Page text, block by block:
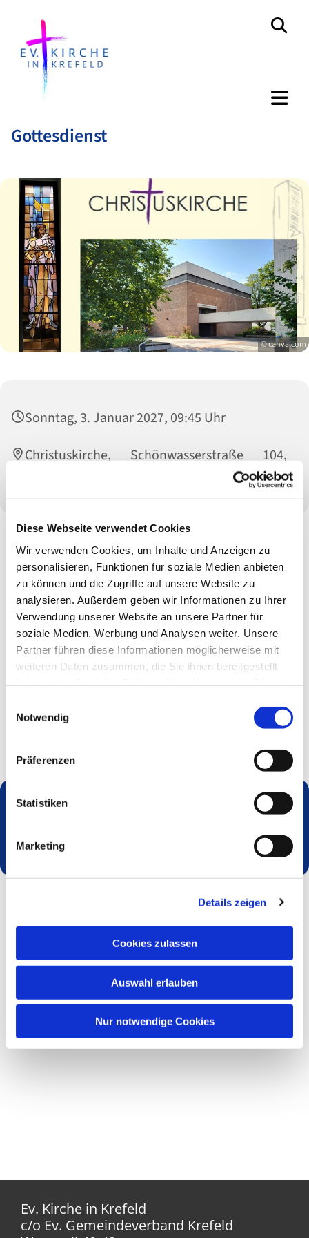
Diese Webseite verwendet Cookies
Wir verwenden Cookies, um Inhalte und Anzeigen zu
personalisieren, Funktionen für soziale Medien anbieten
zu können und die Zugriffe auf unsere Website zu
analysieren. Außerdem geben wir Informationen zu Ihrer
Verwendung unserer Website an unsere Partner für
soziale Medien, Werbung und Analysen weiter. Unsere
Partner führen diese Informationen möglicherweise mit
weiteren Daten zusammen, die Sie ihnen bereitgestellt
Notwendig
Präferenzen
Statistiken
Marketing
Details zeigen
Cookies zulassen
Auswahl erlauben
Nur notwendige Cookies
Gottesdienst
© canva.com
Sonntag, 3. Januar 2027, 09:45 Uhr
Christuskirche, Schönwasserstraße 104,
Ev. Kirche in Krefeld
c/o Ev. Gemeindeverband Krefeld